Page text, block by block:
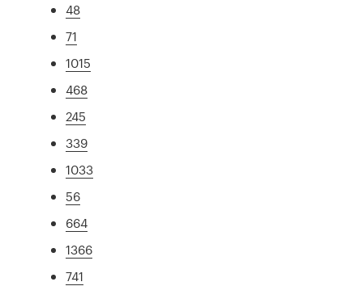
48
71
1015
468
245
339
1033
56
664
1366
741